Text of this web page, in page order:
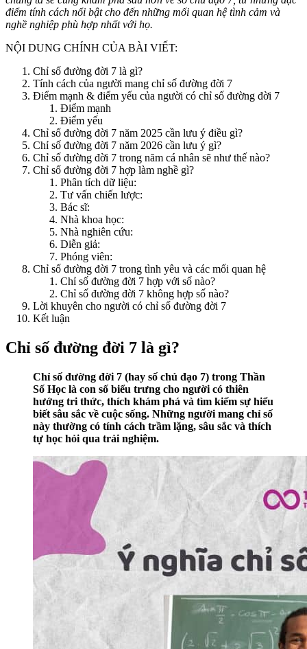
điểm tính cách nổi bật cho đến những mối quan hệ tình cảm và
nghề nghiệp phù hợp nhất với họ.
NỘI DUNG CHÍNH CỦA BÀI VIẾT:
Chỉ số đường đời 7 là gì?
Tính cách của người mang chỉ số đường đời 7
Điểm mạnh & điểm yếu của người có chỉ số đường đời 7
Điểm mạnh
Điểm yếu
Chỉ số đường đời 7 năm 2025 cần lưu ý điều gì?
Chỉ số đường đời 7 năm 2026 cần lưu ý gì?
Chỉ số đường đời 7 trong năm cá nhân sẽ như thế nào?
Chỉ số đường đời 7 hợp làm nghề gì?
Phân tích dữ liệu:
Tư vấn chiến lược:
Bác sĩ:
Nhà khoa học:
Nhà nghiên cứu:
Diễn giả:
Phóng viên:
Chỉ số đường đời 7 trong tình yêu và các mối quan hệ
Chỉ số đường đời 7 hợp với số nào?
Chỉ số đường đời 7 không hợp số nào?
Lời khuyên cho người có chỉ số đường đời 7
Kết luận
Chỉ số đường đời 7 là gì?
Chỉ số đường đời 7 (hay số chủ đạo 7) trong Thần
Số Học là con số biểu trưng cho người có thiên
hướng tri thức, thích khám phá và tìm kiếm sự hiểu
biết sâu sắc về cuộc sống. Những người mang chỉ số
này thường có tính cách trầm lặng, sâu sắc và thích
tự học hỏi qua trải nghiệm.